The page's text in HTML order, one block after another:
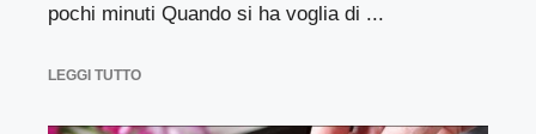
pochi minuti Quando si ha voglia di ...
LEGGI TUTTO